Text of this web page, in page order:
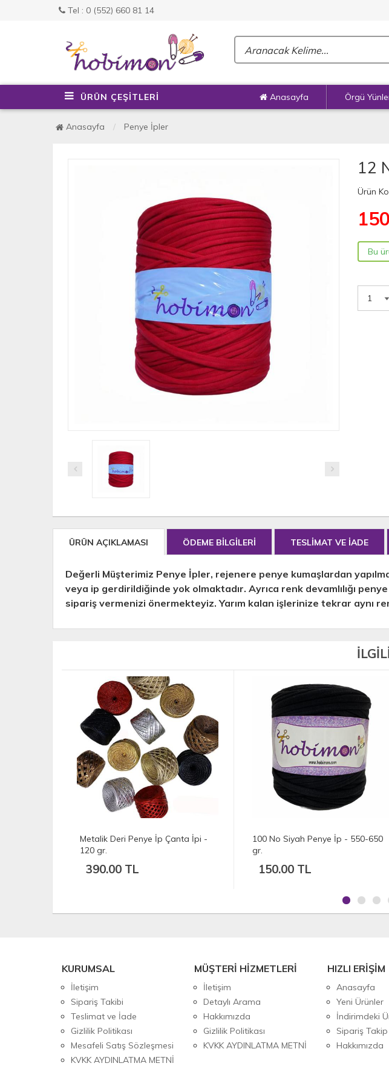
Tel : 0 (552) 660 81 14
ÜRÜN ÇEŞİTLERİ Anasayfa Örgü
Anasayfa Penye İpler
12
Ürün
Bu
ÜRÜN AÇIKLAMASI ÖDEME BİLGİLERİ TESLİMAT VE İADE
Değerli Müşterimiz Penye İpler, rejenere penye kumaşlardan
veya ip gerdirildiğinde yok olmaktadır. Ayrıca renk devamlılığı
sipariş vermenizi önermekteyiz. Yarım kalan işlerinize tekrar aynı
Metalik Deri Penye İp Çanta İpi -
120 gr.
390.00 TL
100 No Siyah Penye İp - 550-650
gr.
150.00 TL
KURUMSAL
İletişim
Sipariş Takibi
Teslimat ve İade
Gizlilik Politikası
Mesafeli Satış Sözleşmesi
KVKK AYDINLATMA METNİ
MÜŞTERİ HİZMETLERİ
İletişim
Detaylı Arama
Hakkımızda
Gizlilik Politikası
KVKK AYDINLATMA METNİ
HIZLI ERİŞİM
Anasayfa
Yeni Ürünler
İndirimdeki
Sipariş Takip
Hakkımızda